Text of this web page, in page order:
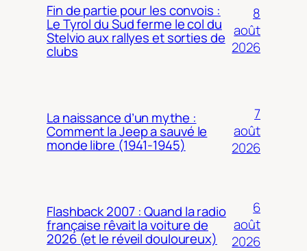
Fin de partie pour les convois :
Le Tyrol du Sud ferme le col du
Stelvio aux rallyes et sorties de
clubs
8
août
2026
La naissance d’un mythe :
Comment la Jeep a sauvé le
monde libre (1941-1945)
7
août
2026
Flashback 2007 : Quand la radio
française rêvait la voiture de
2026 (et le réveil douloureux)
6
août
2026